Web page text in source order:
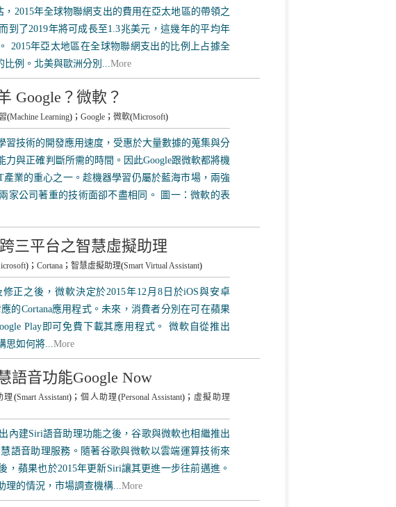
2015年全球物聯網支出的費用在亞太地區的帶領之
到了2019年將可成長至1.3兆美元，這幾年的平均年
2015年亞太地區在全球物聯網支出的比例上占據全
比例。北美與歐洲分別...More
Google？微軟？
(Machine Learning)； Google ； 微軟(Microsoft)
習技術的開發應用速度，受惠於大量數據的蒐集與分
力與正確判斷所需的時間。因此Google跟微軟都將機
業的重心之一。趁機器學習仍屬於藍海市場，兩強
家公司著重的技術面卻不盡相同。 圖一：微軟的表
三平台之智慧虛擬助理
)； Cortana ； 智慧虛擬助理(Smart Virtual Assistant)
正之後，微軟決定於2015年12月8日於iOS與安卓
應的Cortana應用程式。未來，消費者分別在可在蘋果
Play即可免費下載其應用程式。 微軟自從推出
思如何將...More
語音功能Google Now
理(Smart Assistant)； 個人助理(Personal Assistant)； 虛擬助理
內建Siri語音助理功能之後，谷歌與微軟也相繼推出
慧語音助理服務。隨著谷歌與微軟以雲端運算技術來
，蘋果也於2015年更新Siri讓其更進一步往前邁進。
理的情況，市場調查機構...More